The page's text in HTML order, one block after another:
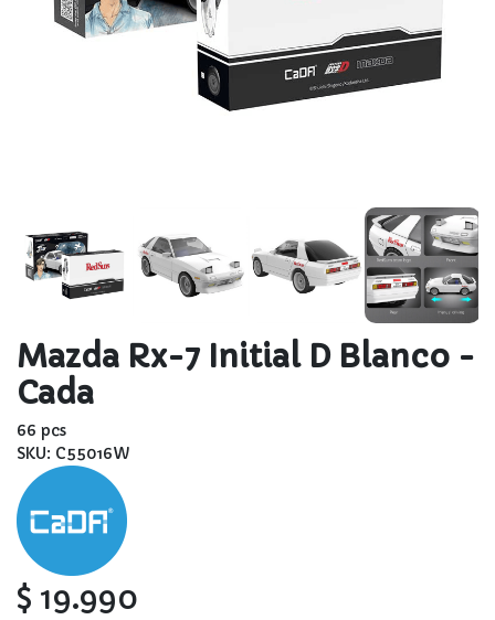
Mazda Rx-7 Initial D Blanco -
Cada
66 pcs
SKU: C55016W
$ 19.990